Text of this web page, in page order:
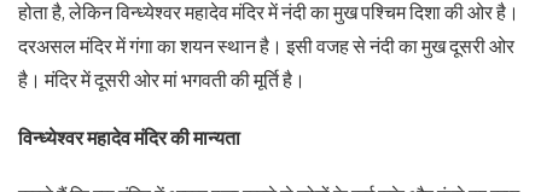
होता है, लेकिन विन्ध्येश्वर महादेव मंदिर में नंदी का मुख पश्चिम दिशा की ओर है।
दरअसल मंदिर में गंगा का शयन स्थान है। इसी वजह से नंदी का मुख दूसरी ओर
है। मंदिर में दूसरी ओर मां भगवती की मूर्ति है।
विन्ध्येश्वर महादेव मंदिर की मान्यता